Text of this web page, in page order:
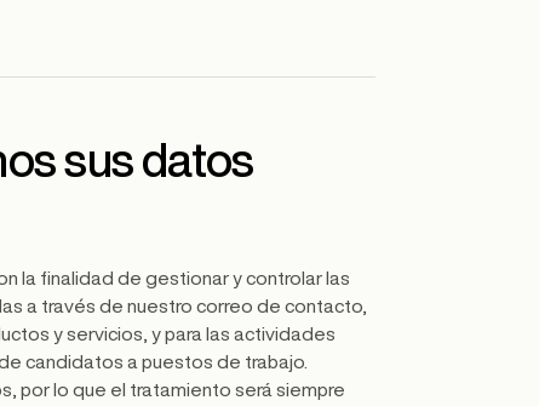
sus datos
la finalidad de gestionar y controlar las
a través de nuestro correo de contacto,
y servicios, y para las actividades
candidatos a puestos de trabajo.
por lo que el tratamiento será siempre